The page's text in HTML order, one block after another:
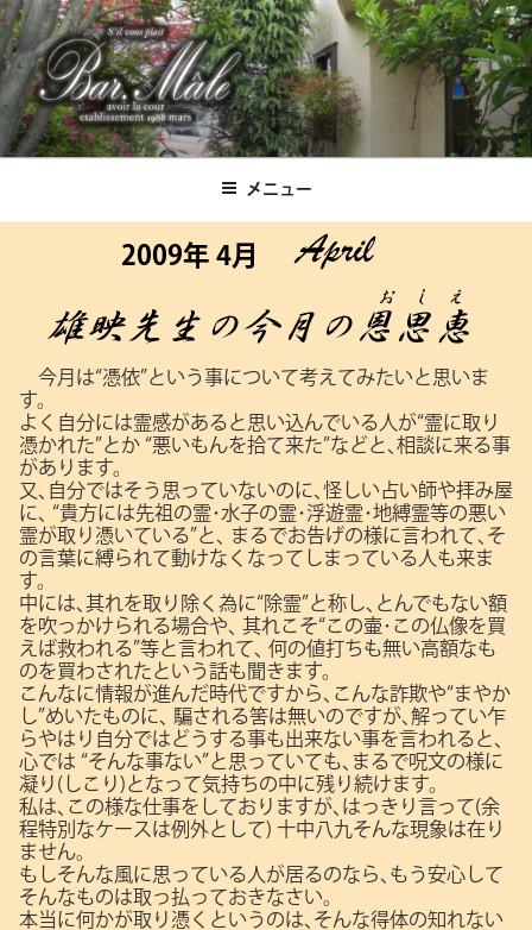
コ
ン
テ
ン
ツ
へBar.Male メニュー
2009年 4月
今月は“憑依”という事について考えてみたいと思いま
す。
よく自分には霊感があると思い込んでいる人が“霊に取り
憑かれた”とか “悪いもんを拾て来た”などと､相談に来る事
があります。
又､自分ではそう思っていないのに､怪しい占い師や拝み屋
に､
“貴方には先祖の霊･水子の霊･浮遊霊･地縛霊等の悪い
霊が取り憑いている”と､
まるでお告げの様に言われて､そ
の言葉に縛られて動けなくなってしまっている人も来ま
す。
中には､其れを取り除く為に“除霊”と称し､とんでもない額
を吹っかけられる場合や､
其れこそ“この壷･この仏像を買
えば救われる”等と言われて､
何の値打ちも無い高額なも
のを買わされたという話も聞きます。
こんなに情報が進んだ時代ですから､こんな詐欺や“まやか
し”めいたものに､
騙される筈は無いのですが､解ってい乍
らやはり自分ではどうする事も出来ない事を言われると､
心では “そんな事ない”と思っていても､まるで呪文の様に
凝り(しこり)となって気持ちの中に残り続けます。
私は､この様な仕事をしておりますが､はっきり言って(余
程特別なケースは例外として) 十中八九そんな現象は在り
ません。
もしそんな風に思っている人が居るのなら､もう安心して
そんなものは取っ払っておきなさい。
本当に何かが取り憑くというのは､そんな得体の知れない